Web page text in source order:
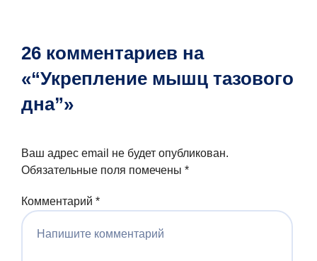
26 комментариев на
«“Укрепление мышц тазового
дна”»
Ваш адрес email не будет опубликован.
Обязательные поля помечены *
Комментарий *